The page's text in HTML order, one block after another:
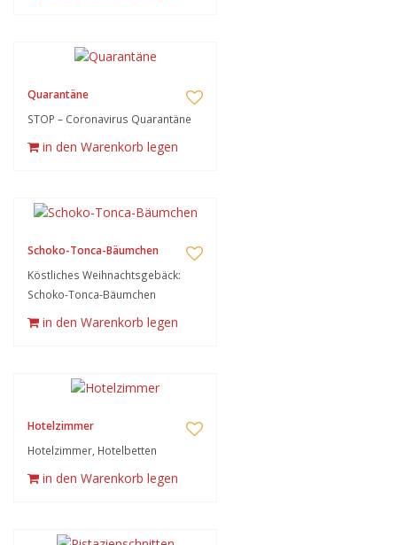
Quarantäne
STOP – Coronavirus Quarantäne
in den Warenkorb legen
Schoko-Tonca-Bäumchen
Köstliches Weihnachtsgebäck:
Schoko-Tonca-Bäumchen
in den Warenkorb legen
Hotelzimmer
Hotelzimmer, Hotelbetten
in den Warenkorb legen